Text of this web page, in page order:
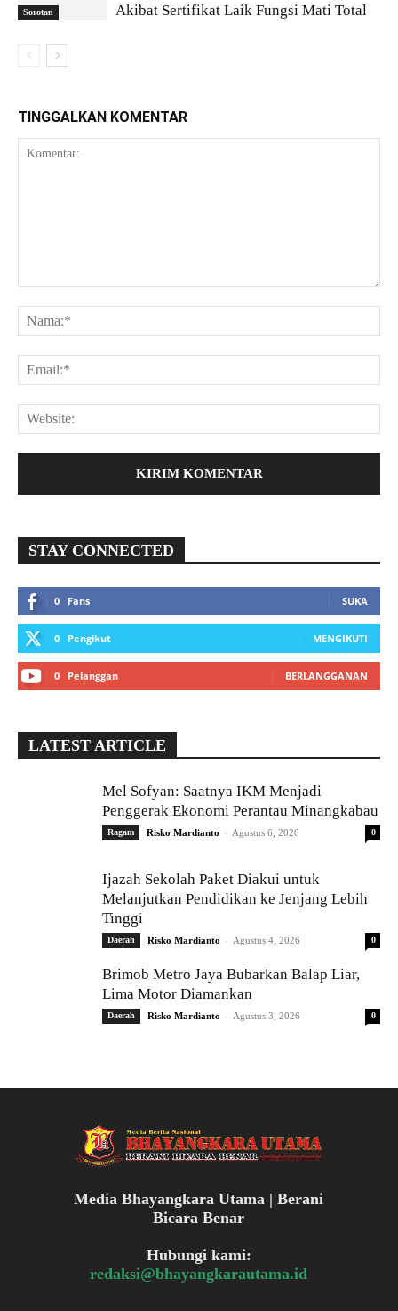
Sorotan
Akibat Sertifikat Laik Fungsi Mati Total
TINGGALKAN KOMENTAR
STAY CONNECTED
0 Fans SUKA
0 Pengikut MENGIKUTI
0 Pelanggan BERLANGGANAN
LATEST ARTICLE
Mel Sofyan: Saatnya IKM Menjadi
Penggerak Ekonomi Perantau Minangkabau
Ragam Risko Mardianto - Agustus 6, 2026 0
Ijazah Sekolah Paket Diakui untuk
Melanjutkan Pendidikan ke Jenjang Lebih
Tinggi
Daerah Risko Mardianto - Agustus 4, 2026 0
Brimob Metro Jaya Bubarkan Balap Liar,
Lima Motor Diamankan
Daerah Risko Mardianto - Agustus 3, 2026 0
Media Bhayangkara Utama | Berani
Bicara Benar
Hubungi kami:
redaksi@bhayangkarautama.id